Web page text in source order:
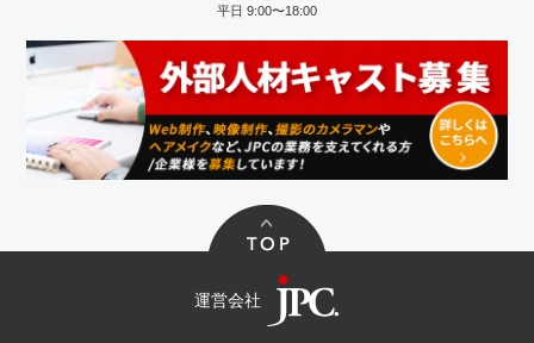
平日 9:00〜18:00
運営会社